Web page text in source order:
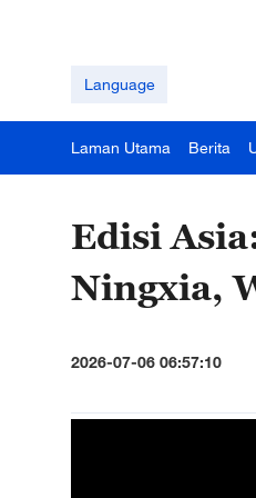
Language
Laman Utama Berita
Edisi
Ningxia,
2026-07-06 06:57:10